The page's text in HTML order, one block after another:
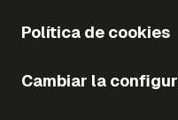
Política de cookies
Cambiar la